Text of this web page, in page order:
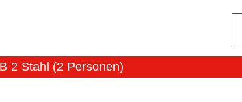
2 Stahl (2 Personen)